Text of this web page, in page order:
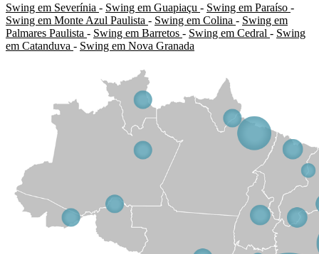
Swing em Severínia - Swing em Guapiaçu - Swing em Paraíso -
Swing em Monte Azul Paulista - Swing em Colina - Swing em
Palmares Paulista - Swing em Barretos - Swing em Cedral - Swing
em Catanduva - Swing em Nova Granada